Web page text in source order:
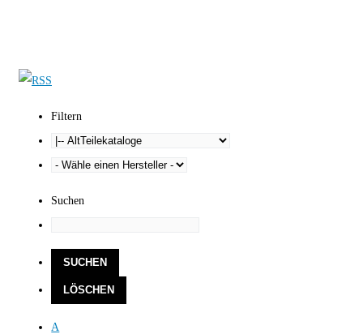
Filtern
Suchen
A